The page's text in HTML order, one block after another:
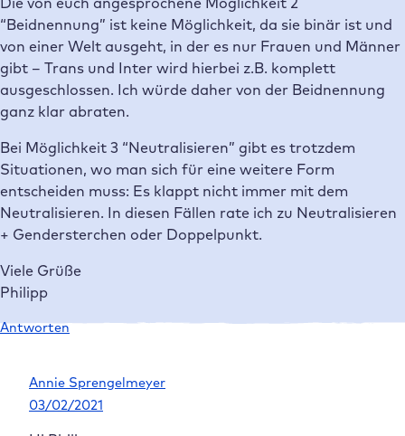
Situationen, wo man sich für eine weitere Form
entscheiden muss: Es klappt nicht immer mit dem
Neutralisieren. In diesen Fällen rate ich zu Neutralisieren
+ Gendersterchen oder Doppelpunkt.
Viele Grüße
Antworten
Annie Sprengelmeyer
03/02/2021
Hi Philipp,
Empfehlungen mit uns teilst!
nur da, wo es notwendig ist – etwa bei unseren
Keywords.